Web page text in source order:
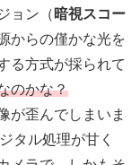
ョン（ 暗視スコー
からの僅かな光を
る方式が採られて
のかな？
が歪んでしまいま
タル処理が甘く